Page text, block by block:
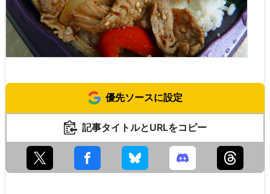
優先ソースに設定
記事タイトルとURLをコピー